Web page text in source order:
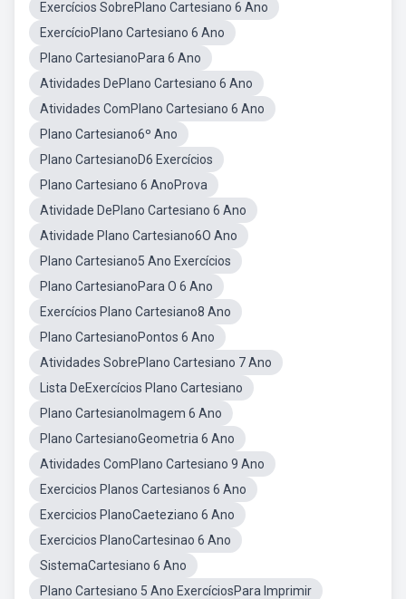
Exercícios SobrePlano Cartesiano 6 Ano
ExercícioPlano Cartesiano 6 Ano
Plano CartesianoPara 6 Ano
Atividades DePlano Cartesiano 6 Ano
Atividades ComPlano Cartesiano 6 Ano
Plano Cartesiano6º Ano
Plano CartesianoD6 Exercícios
Plano Cartesiano 6 AnoProva
Atividade DePlano Cartesiano 6 Ano
Atividade Plano Cartesiano6O Ano
Plano Cartesiano5 Ano Exercícios
Plano CartesianoPara O 6 Ano
Exercícios Plano Cartesiano8 Ano
Plano CartesianoPontos 6 Ano
Atividades SobrePlano Cartesiano 7 Ano
Lista DeExercícios Plano Cartesiano
Plano CartesianoImagem 6 Ano
Plano CartesianoGeometria 6 Ano
Atividades ComPlano Cartesiano 9 Ano
Exercicios Planos Cartesianos 6 Ano
Exercicios PlanoCaeteziano 6 Ano
Exercicios PlanoCartesinao 6 Ano
SistemaCartesiano 6 Ano
Plano Cartesiano 5 Ano ExercíciosPara Imprimir